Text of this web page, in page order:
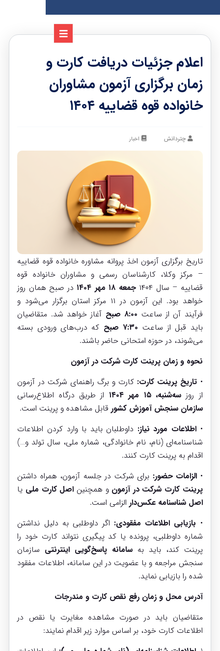
اعلام جزئیات دریافت کارت و
زمان برگزاری آزمون مشاوران
خانواده قوه قضاییه ۱۴۰۴
چتردانش اخبار
تاریخ برگزاری آزمون اخذ پروانه مشاوره خانواده قوه قضاییه
– مرکز وکلا، کارشناسان رسمی و مشاوران خانواده قوه
قضاییه – سال ۱۴۰۴
جمعه ۱۸ مهر ۱۴۰۴
در صبح همان روز
خواهد بود. این آزمون در ۱۱ مرکز استان برگزار می‌شود و
فرآیند آن از ساعت ۸:۰۰ صبح
آغاز خواهد شد. متقاضیان
باید قبل از ساعت ۷:۳۰ صبح
که درب‌های ورودی بسته
می‌شوند، در حوزه امتحانی حاضر باشند.
نحوه و زمان پرینت کارت شرکت در آزمون
• تاریخ پرینت کارت: کارت و برگ راهنمای شرکت در آزمون
از روزسه‌شنبه، ۱۵ مهر ۱۴۰۴
از طریق درگاه اطلاع‌رسانی
سازمان سنجش آموزش کشور قابل مشاهده و پرینت است.
• اطلاعات مورد نیاز: داوطلبان باید با وارد کردن اطلاعات
شناسنامه‌ای (نام، نام خانوادگی، شماره ملی، سال تولد و…)
اقدام به پرینت کارت کنند.
• الزامات حضور: برای شرکت در جلسه آزمون، همراه داشتن
پرینت کارت شرکت در آزمون و همچنین اصل کارت ملی یا
اصل شناسنامه عکس‌دار الزامی است.
• بازیابی اطلاعات مفقودی: اگر داوطلبی به دلیل نداشتن
شماره داوطلبی، پرونده یا کد پیگیری نتواند کارت خود را
پرینت کند، باید به سامانه پاسخ‌گویی اینترنتی سازمان
سنجش مراجعه و با عضویت در این سامانه، اطلاعات مفقود
شده را بازیابی نماید.
آدرس محل و زمان رفع نقص کارت و مندرجات
متقاضیان باید در صورت مشاهده مغایرت یا نقص در
اطلاعات کارت خود، بر اساس موارد زیر اقدام نمایند: